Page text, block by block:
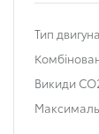
Тип двигуна
Викиди